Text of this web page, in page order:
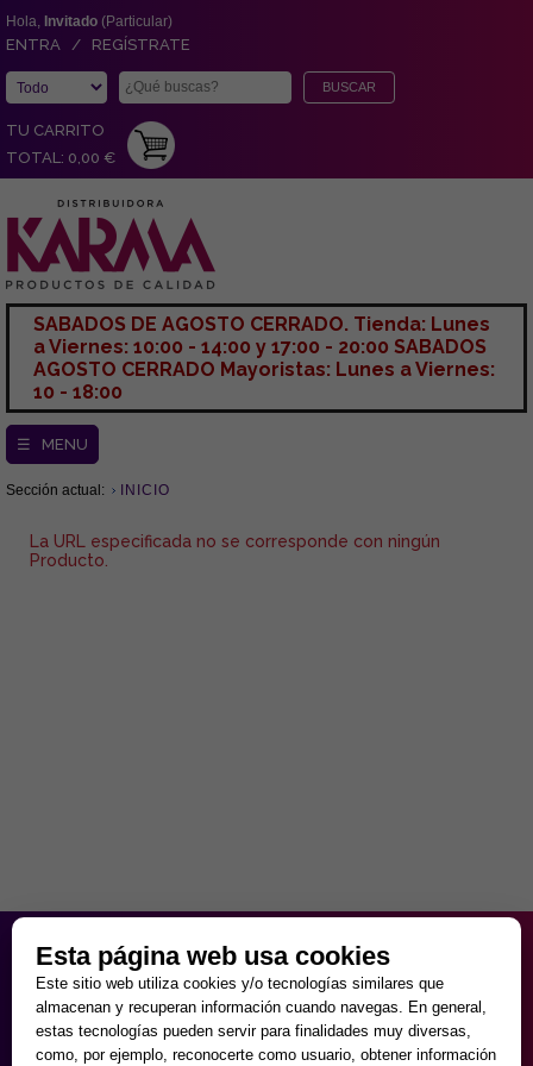
Hola, Invitado (Particular)
ENTRA / REGÍSTRATE
TU CARRITO
TOTAL: 0,00 €
SABADOS DE AGOSTO CERRADO. Tienda: Lunes
a Viernes: 10:00 - 14:00 y 17:00 - 20:00 SABADOS
AGOSTO CERRADO Mayoristas: Lunes a Viernes:
10 - 18:00
☰ MENU
Sección actual: INICIO
La URL especificada no se corresponde con ningún
Producto.
de Lunes a Viernes
9:30 - 20:00
Sábados
10:00 - 14:00 y 17:00 - 20:00
Domingos cerrado.
Esta página web usa cookies
Este sitio web utiliza cookies y/o tecnologías similares que
almacenan y recuperan información cuando navegas. En general,
estas tecnologías pueden servir para finalidades muy diversas,
como, por ejemplo, reconocerte como usuario, obtener información